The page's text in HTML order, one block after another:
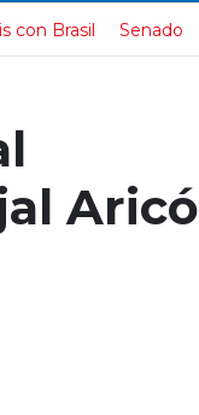
con Brasil Senado
Aricó